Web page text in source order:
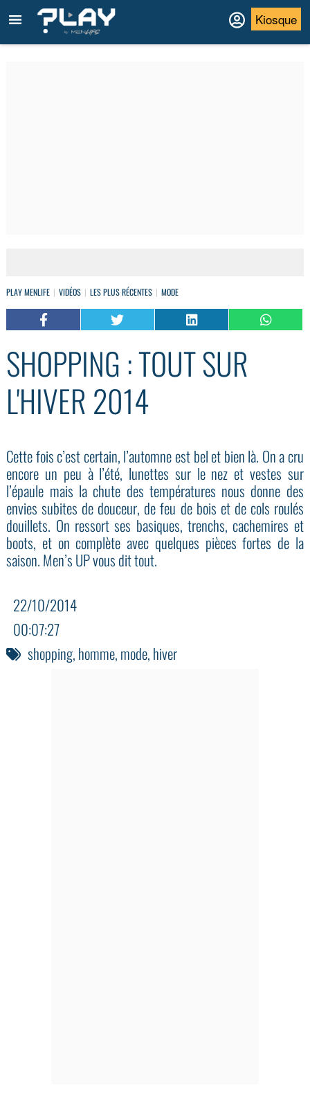
Kiosque
PLAY MENLIFE VIDÉOS LES PLUS RÉCENTES MODE
SHOPPING : TOUT SUR
L'HIVER 2014
Cette fois c’est certain, l’automne est bel et bien là. On a cru
encore un peu à l’été, lunettes sur le nez et vestes sur
l’épaule mais la chute des températures nous donne des
envies subites de douceur, de feu de bois et de cols roulés
douillets. On ressort ses basiques, trenchs, cachemires et
boots, et on complète avec quelques pièces fortes de la
saison. Men’s UP vous dit tout.
22/10/2014
00:07:27
shopping,homme,mode,hiver